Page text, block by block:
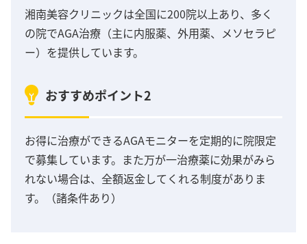
湘南美容クリニックは全国に200院以上あり、多く
の院でAGA治療（主に内服薬、外用薬、メソセラピ
ー）を提供しています。
おすすめポイント2
お得に治療ができるAGAモニターを定期的に院限定
で募集しています。また万が一治療薬に効果がみら
れない場合は、全額返金してくれる制度がありま
す。（諸条件あり）